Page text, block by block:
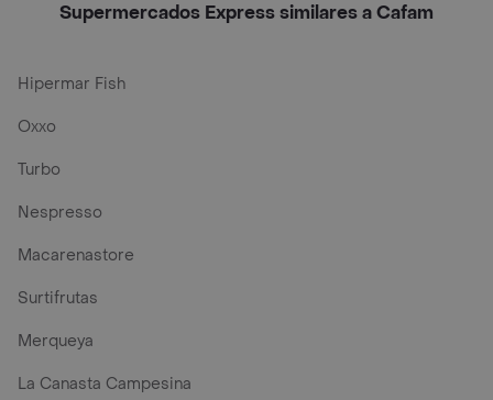
Supermercados Express similares a Cafam
Hipermar Fish
Oxxo
Turbo
Nespresso
Macarenastore
Surtifrutas
Merqueya
La Canasta Campesina